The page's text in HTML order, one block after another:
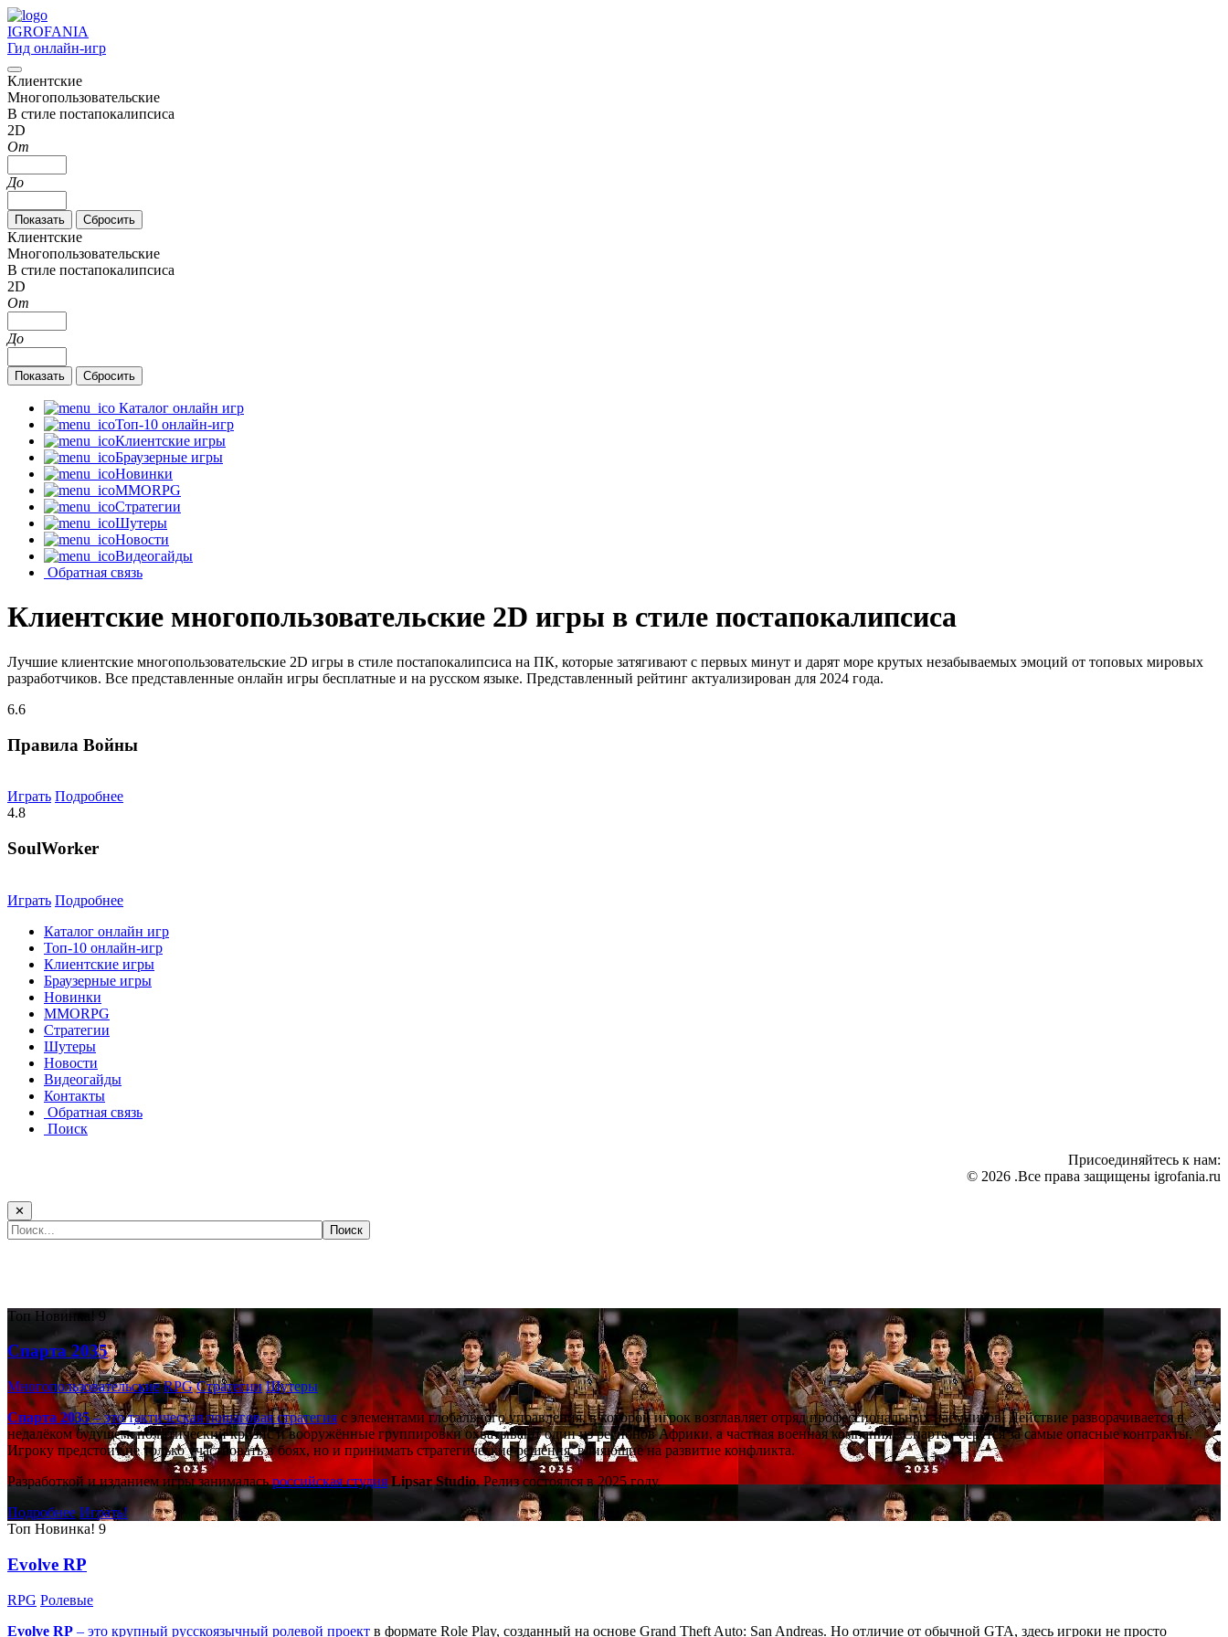
IGROFANIA
Гид онлайн-игр
Клиентские
Многопользовательские
В стиле постапокалипсиса
2D
От
До
Клиентские
Многопользовательские
В стиле постапокалипсиса
2D
От
До
Каталог онлайн игр
Топ-10 онлайн-игр
Клиентские игры
Браузерные игры
Новинки
MMORPG
Стратегии
Шутеры
Новости
Видеогайды
Обратная связь
Клиентские многопользовательские 2D игры в стиле постапокалипсиса
Лучшие клиентские многопользовательские 2D игры в стиле постапокалипсиса на ПК, которые затягивают с первых минут и дарят море крутых незабываемых эмоций от топовых мировых
разработчиков. Все представленные онлайн игры бесплатные и на русском языке. Представленный рейтинг актуализирован для 2024 года.
6.6
Правила Войны
Играть Подробнее
4.8
SoulWorker
Играть Подробнее
Каталог онлайн игр
Топ-10 онлайн-игр
Клиентские игры
Браузерные игры
Новинки
MMORPG
Стратегии
Шутеры
Новости
Видеогайды
Контакты
Обратная связь
Поиск
Присоединяйтесь к нам:
© 2026 .Все права защищены igrofania.ru
✕
Топ Новинка! 9
Спарта 2035
Многопользовательские RPG Стратегии Шутеры
Спарта 2035– это тактическаяпошаговая стратегияс элементами глобального управления, в которой игрок возглавляет отряд профессиональных наёмников. Действие разворачивается в
недалёком будущем: политический кризис и вооружённые группировки охватывают один из регионов Африки, а частная военная компания «Спарта» берётся за самые опасные контракты.
Игроку предстоит не только участвовать в боях, но и принимать стратегические решения, влияющие на развитие конфликта.
Разработкой и изданием игры занималасьроссийская студия Lipsar Studio. Релиз состоялся в 2025 году.
Подробнее Играть!
Топ Новинка! 9
Evolve RP
RPG Ролевые
Evolve RP – это крупный русскоязычный ролевой проект в формате Role Play, созданный на основе Grand Theft Auto: San Andreas. Но отличие от обычной GTA, здесь игроки не просто